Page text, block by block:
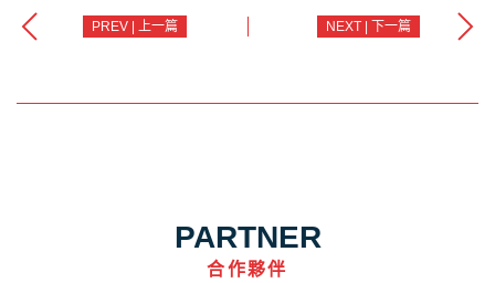
PREV | 上一篇 NEXT | 下一篇
PARTNER
合作夥伴